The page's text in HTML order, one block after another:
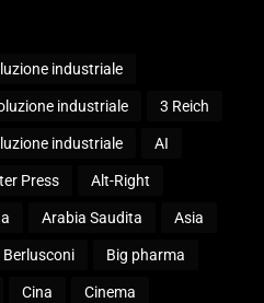
industriale
industriale 3 Reich
industriale AI
Press Alt-Right
Arabia Saudita Asia
Berlusconi Big pharma
Cina Cinema